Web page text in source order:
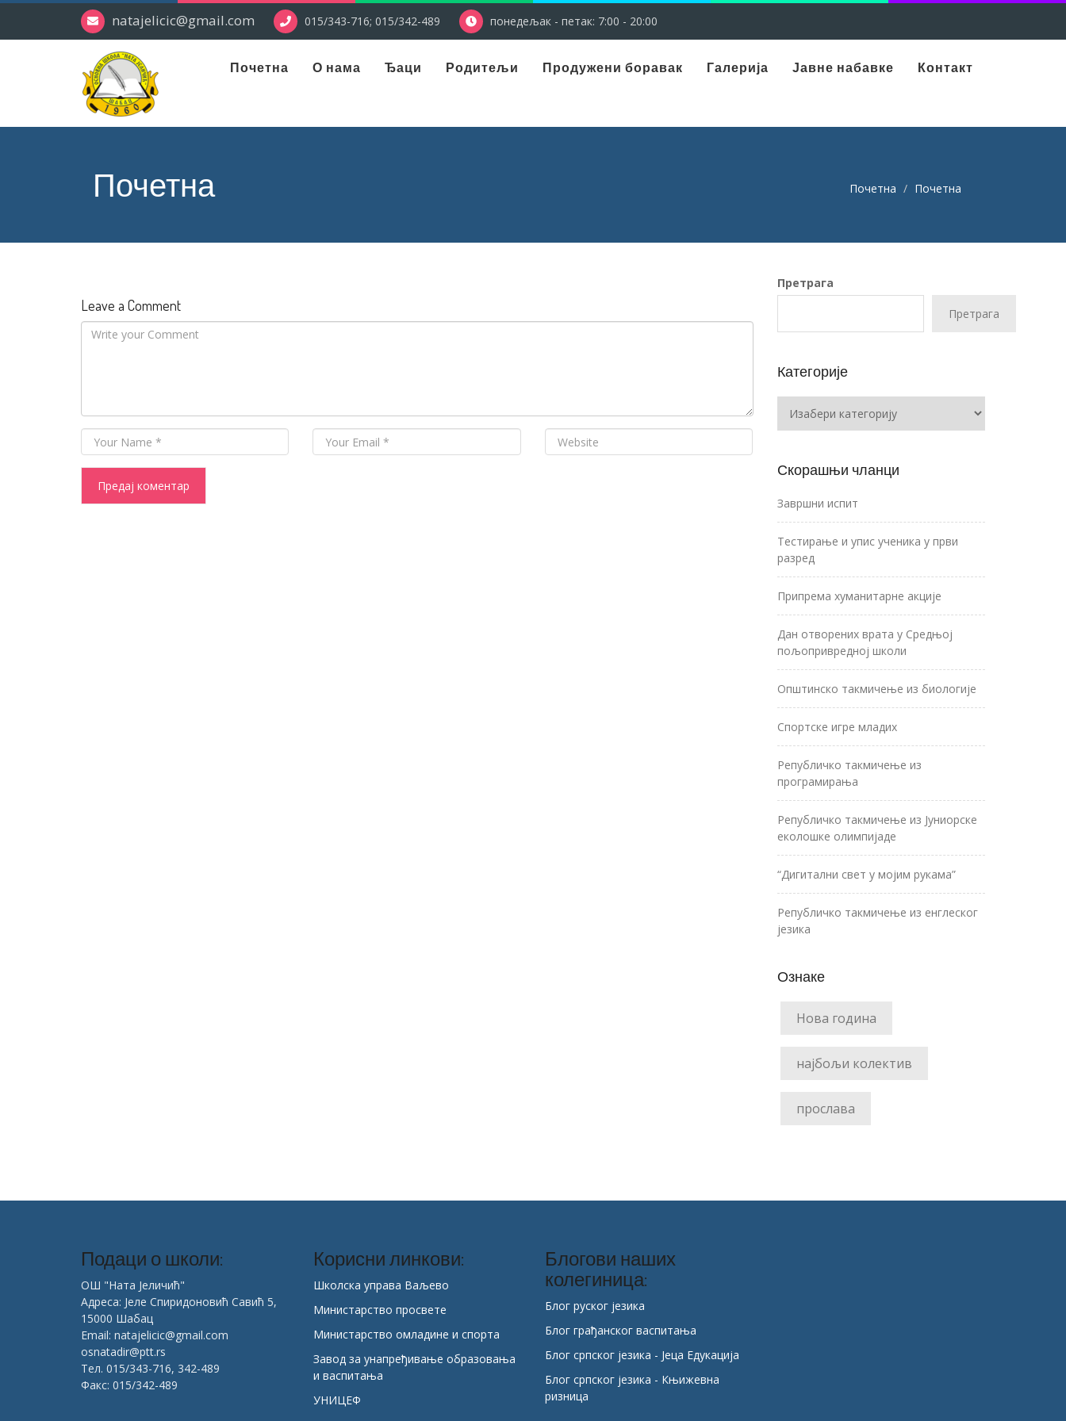
natajelicic@gmail.com 015/343-716; 015/342-489 понедељак - петак: 7:00 - 20:00
Почетна О нама Ђаци Родитељи Продужени боравак Галерија Јавне набавке Контакт
Почетна Почетна Почетна
Leave a Comment
Претрага
Претрага
Категорије
Скорашњи чланци
Завршни испит
Тестирање и упис ученика у први
разред
Припрема хуманитарне акције
Дан отворених врата у Средњој
пољопривредној школи
Општинско такмичење из биологије
Спортске игре младих
Републичко такмичење из
програмирања
Републичко такмичење из Јуниорске
еколошке олимпијаде
“Дигитални свет у мојим рукама”
Републичко такмичење из енглеског
језика
Ознаке
Нова година
најбољи колектив
прослава
Подаци о школи:
ОШ "Ната Јеличић"
Адреса: Јеле Спиридоновић Савић 5,
15000 Шабац
Email: natajelicic@gmail.com
osnatadir@ptt.rs
Тел. 015/343-716, 342-489
Факс: 015/342-489
Корисни линкови:
Школска управа Ваљево
Министарство просвете
Министарство омладине и спорта
Завод за унапређивање образовања
и васпитања
УНИЦЕФ
Блогови наших
колегиница:
Блог руског језика
Блог грађанског васпитања
Блог српског језика - Јеца Едукација
Блог српског језика - Књижевна
ризница